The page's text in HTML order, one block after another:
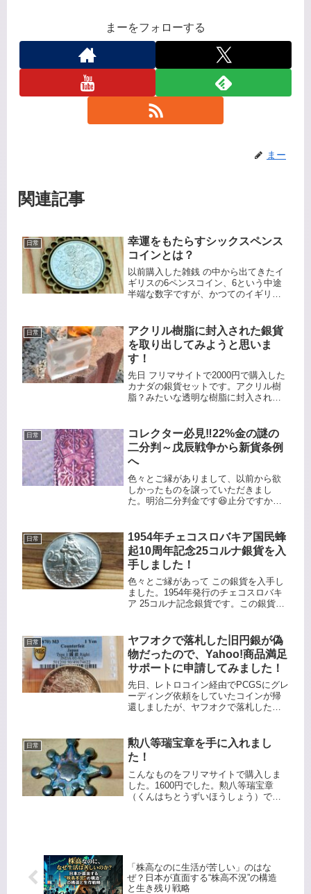
まーをフォローする
まー
関連記事
日常
幸運をもたらすシックスペンス
コインとは？
以前購入した雑銭 の中から出てきたイ
ギリスの6ペンスコイン、6という中途
半端な数字ですが、かつてのイギリス
たんです。これは12進法と20進法を組
み合わせた通貨の仕組...
日常
アクリル樹脂に封入された銀貨
を取り出してみようと思いま
す！
先日 フリマサイトで2000円で購入した
カナダの銀貨セットです。アクリル樹
脂？みたいな透明な樹脂に封入されて
王2世の肖像があります。ペンスタンド
だった頃の名残でしょうか...
日常
コレクター必見‼️22%金の謎の
二分判～戊辰戦争から新貨条例
へ
色々とご縁がありまして、以前から欲
しかったものを譲っていただきまし
た。明治二分判金です😆止分ですかね
た、低品位の角型金貨であり、その短
命さ自体が日本の近代貨幣制度への急
転換を...
日常
1954年チェコスロバキア国民蜂
起10周年記念25コルナ銀貨を入
手しました！
色々とご縁があって この銀貨を入手し
ました。1954年発行のチェコスロバキ
ア 25コルナ記念銀貨です。この銀貨
コスロバキアの国章と
「ČESKOSLOVENSKÁ REPU...
日常
ヤフオクで落札した旧円銀が偽
物だったので、Yahoo!商品満足
サポートに申請してみました！
先日、レトロコイン経由でPCGSにグレ
ーディング依頼をしていたコインが帰
還しましたが、ヤフオクで落札した旧
Yahoo!に色々と申請をしてみようと思
います。落札...
日常
勲八等瑞宝章を手に入れまし
た！
こんなものをフリマサイトで購入しま
した。1600円でした。勲八等瑞宝章
（くんはちとうずいほうしょう）で
「株高なのに生活が苦しい」のはな
ぜ？日本が直面する“株高不況”の構造
と生き残り戦略